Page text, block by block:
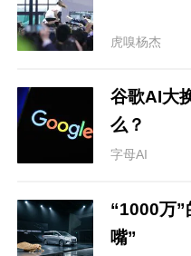
虎嗅杨杰
谷歌AI大
么？
字母AI
“1000万”
嘴”